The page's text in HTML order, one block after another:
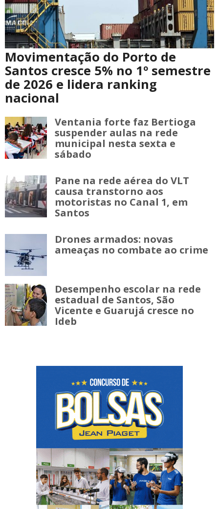
Movimentação do Porto de
Santos cresce 5% no 1º semestre
de 2026 e lidera ranking
nacional
Ventania forte faz Bertioga
suspender aulas na rede
municipal nesta sexta e
sábado
Pane na rede aérea do VLT
causa transtorno aos
motoristas no Canal 1, em
Santos
Drones armados: novas
ameaças no combate ao crime
Desempenho escolar na rede
estadual de Santos, São
Vicente e Guarujá cresce no
Ideb